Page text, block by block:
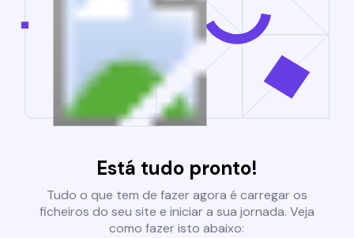
Está tudo pronto!
Tudo o que tem de fazer agora é carregar os
ficheiros do seu site e iniciar a sua jornada. Veja
como fazer isto abaixo: